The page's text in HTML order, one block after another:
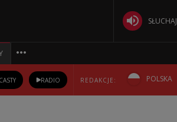
SŁUCHAJ
RADIO REDAKCJE: POLSKA